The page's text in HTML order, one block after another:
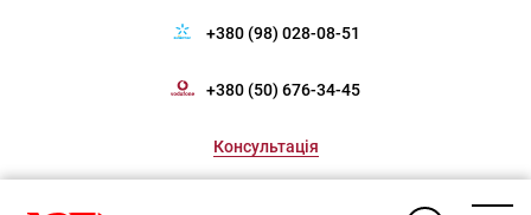
+380 (98) 028-08-51
+380 (50) 676-34-45
Консультація